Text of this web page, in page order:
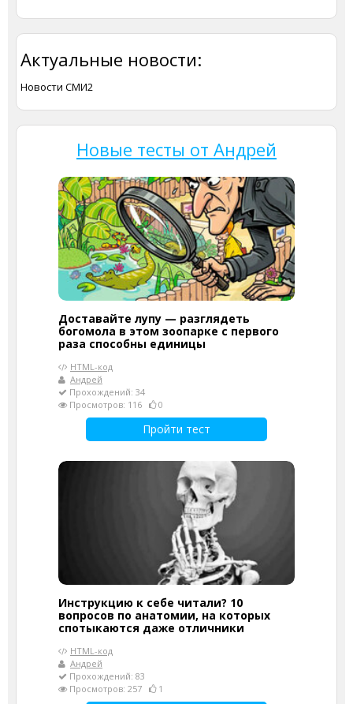
Актуальные новости:
Новости СМИ2
Новые тесты от Андрей
Доставайте лупу — разглядеть
богомола в этом зоопарке с первого
раза способны единицы
HTML-код
Андрей
Прохождений: 34
Просмотров: 116
0
Пройти тест
Инструкцию к себе читали? 10
вопросов по анатомии, на которых
спотыкаются даже отличники
HTML-код
Андрей
Прохождений: 83
Просмотров: 257
1